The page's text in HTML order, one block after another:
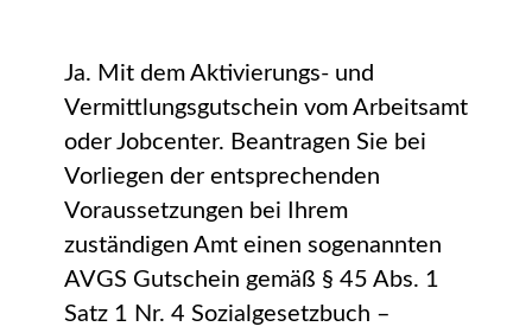
Ja. Mit dem Aktivierungs- und
Vermittlungsgutschein vom Arbeitsamt
oder Jobcenter. Beantragen Sie bei
Vorliegen der entsprechenden
Voraussetzungen bei Ihrem
zuständigen Amt einen sogenannten
AVGS Gutschein gemäß § 45 Abs. 1
Satz 1 Nr. 4 Sozialgesetzbuch –